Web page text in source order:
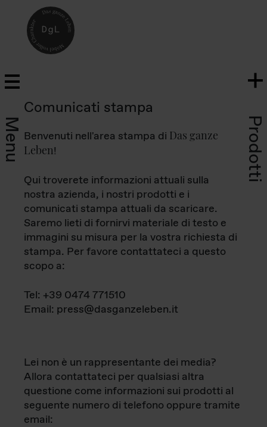
Menu Prodotti
Comunicati stampa
Benvenuti nell'area stampa di Das ganze
Leben!
Qui troverete informazioni attuali sulla
nostra azienda, i nostri prodotti e i
comunicati stampa attuali da scaricare.
Saremo lieti di fornirvi materiale di testo e
immagini su misura per la vostra richiesta di
stampa. Per favore contattateci a questo
scopo a:
Tel: +39 0474 771510
Email: press@dasganzeleben.it
Lei non è un rappresentante dei media?
Allora contattateci per qualsiasi altra
questione come informazioni sui prodotti al
seguente numero di telefono oppure tramite
email: